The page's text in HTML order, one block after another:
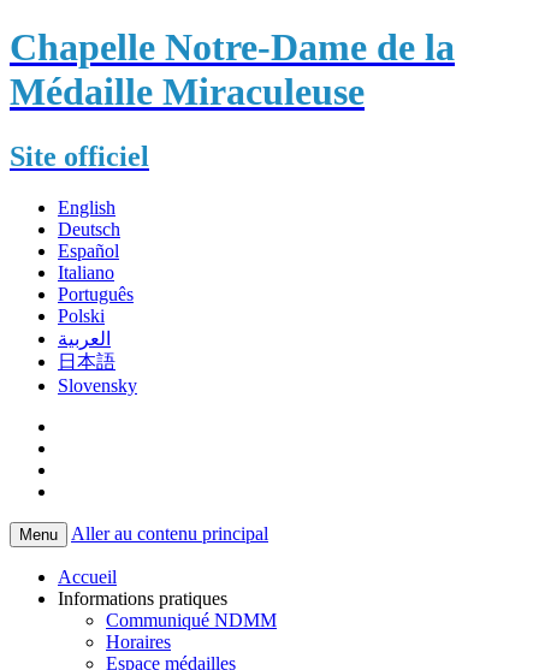
Chapelle Notre-Dame de la
Médaille Miraculeuse
Site officiel
English
Deutsch
Español
Italiano
Português
Polski
العربية
日本語
Slovensky
Menu Aller au contenu principal
Accueil
Informations pratiques
Communiqué NDMM
Horaires
Espace médailles